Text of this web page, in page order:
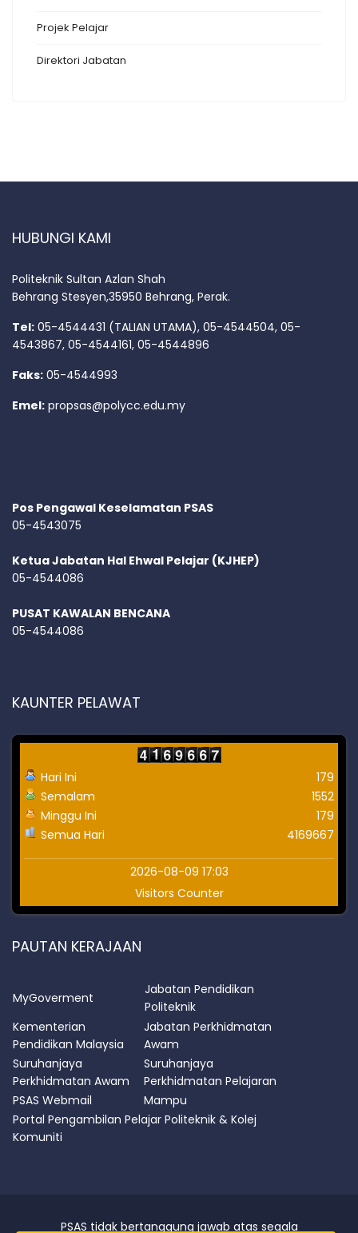
Projek Pelajar
Direktori Jabatan
HUBUNGI KAMI
Politeknik Sultan Azlan Shah
Behrang Stesyen,35950 Behrang, Perak.
Tel: 05-4544431 (TALIAN UTAMA), 05-4544504, 05-
4543867, 05-4544161, 05-4544896
Faks: 05-4544993
Emel: propsas@polycc.edu.my
Pos Pengawal Keselamatan PSAS
05-4543075
Ketua Jabatan Hal Ehwal Pelajar (KJHEP)
05-4544086
PUSAT KAWALAN BENCANA
05-4544086
KAUNTER PELAWAT
Hari Ini
Semalam
Minggu Ini
Semua Hari
179
1552
179
4169667
2026-08-09 17:03
Visitors Counter
PAUTAN KERAJAAN
MyGoverment
Jabatan Pendidikan
Politeknik
Kementerian
Pendidikan Malaysia
Jabatan Perkhidmatan
Awam
Suruhanjaya
Perkhidmatan Awam
Suruhanjaya
Perkhidmatan Pelajaran
PSAS Webmail
Mampu
Portal Pengambilan Pelajar Politeknik & Kolej
Komuniti
PSAS tidak bertanggung jawab atas segala